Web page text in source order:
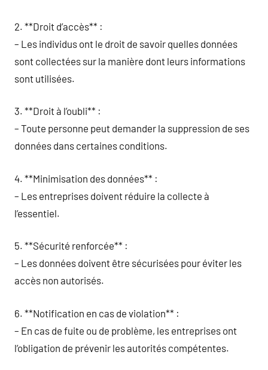
2. **Droit d’accès** :
– Les individus ont le droit de savoir quelles données
sont collectées sur la manière dont leurs informations
sont utilisées.
3. **Droit à l’oubli** :
– Toute personne peut demander la suppression de ses
données dans certaines conditions.
4. **Minimisation des données** :
– Les entreprises doivent réduire la collecte à
l’essentiel.
5. **Sécurité renforcée** :
– Les données doivent être sécurisées pour éviter les
accès non autorisés.
6. **Notification en cas de violation** :
– En cas de fuite ou de problème, les entreprises ont
l’obligation de prévenir les autorités compétentes.